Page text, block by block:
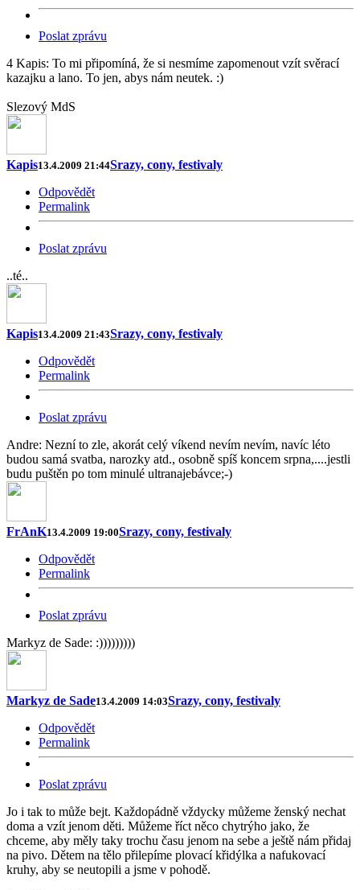
Poslat zprávu
4 Kapis: To mi připomíná, že si nesmíme zapomenout vzít svěrací
kazajku a lano. To jen, abys nám neutek. :)
Slezový MdS
Kapis13.4.2009 21:44Srazy, cony, festivaly
Odpovědět
Permalink
Poslat zprávu
..té..
Kapis13.4.2009 21:43Srazy, cony, festivaly
Odpovědět
Permalink
Poslat zprávu
Andre: Nezní to zle, akorát celý víkend nevím nevím, navíc léto
budou samá svatba, narozky atd., osobně spíš koncem srpna,....jestli
budu puštěn po tom minulé ultranajebávce;-)
FrAnK13.4.2009 19:00Srazy, cony, festivaly
Odpovědět
Permalink
Poslat zprávu
Markyz de Sade: :)))))))))
Markyz de Sade13.4.2009 14:03Srazy, cony, festivaly
Odpovědět
Permalink
Poslat zprávu
Jo i tak to může bejt. Každopádně vždycky můžeme ženský nechat
doma a vzít jenom děti. Můžeme říct něco chytrýho jako, že
chceme, aby měly taky trochu času jenom na sebe a ještě nám přidaj
na pivo. Dětem na tělo přilepíme plovací křidýlka a nafukovací
kruhy, aby se neutopili a jsme v pohodě.